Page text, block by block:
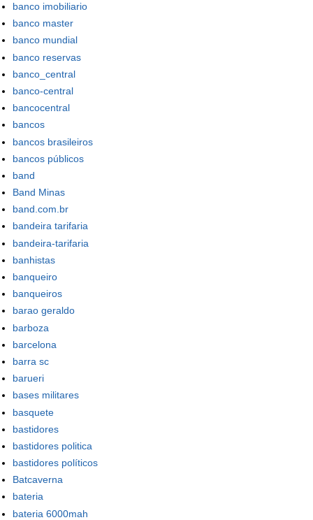
banco imobiliario
banco master
banco mundial
banco reservas
banco_central
banco-central
bancocentral
bancos
bancos brasileiros
bancos públicos
band
Band Minas
band.com.br
bandeira tarifaria
bandeira-tarifaria
banhistas
banqueiro
banqueiros
barao geraldo
barboza
barcelona
barra sc
barueri
bases militares
basquete
bastidores
bastidores politica
bastidores políticos
Batcaverna
bateria
bateria 6000mah